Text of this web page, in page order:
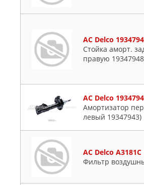
AC Delco
Стойка аморт.
правую
AC Delco
Амортизатор
левый 19347943)
AC Delco A3181C
Фильтр